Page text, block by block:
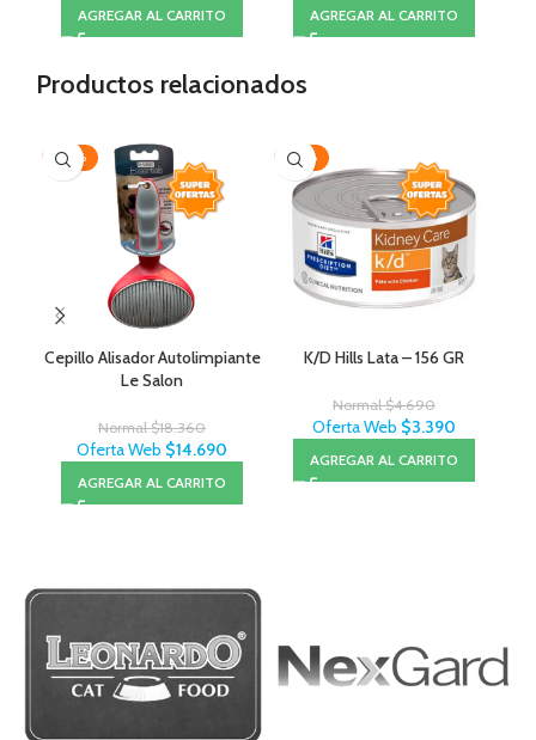
AGREGAR AL CARRITO AGREGAR AL CARRITO
Productos relacionados
-20%
Cepillo Alisador Autolimpiante
Le Salon
Normal$18.360
Oferta Web $14.690
AGREGAR AL CARRITO
-28%
K/D Hills Lata – 156 GR
Normal$4.690
Oferta Web $3.390
AGREGAR AL CARRITO